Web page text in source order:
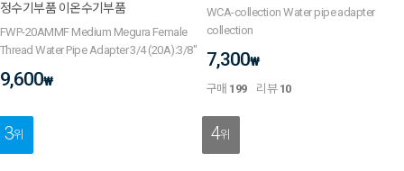
정수기부품 이온수기부품
FWP-20AMMF Medium Megura Female
Thread Water Pipe Adapter 3/4 (20A):3/8"
9,600₩
WCA-collection Water pipe adapter
collection
7,300₩
구매 199 리뷰 10
3위 4위